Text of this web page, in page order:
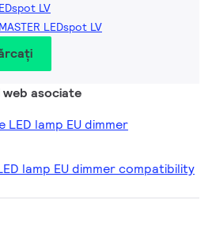
LV
LEDspot LV
asociate
LED lamp EU dimmer
lamp EU dimmer compatibility